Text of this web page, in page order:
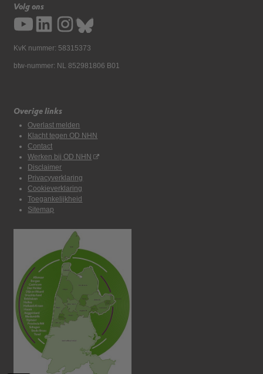
Volg ons
KvK nummer: 58315373
btw-nummer: NL 852981806 B01
Overige links
Overlast melden
Klacht tegen OD NHN
Contact
Werken bij OD NHN
Disclaimer
Privacyverklaring
Cookieverklaring
Toegankelijkheid
Sitemap